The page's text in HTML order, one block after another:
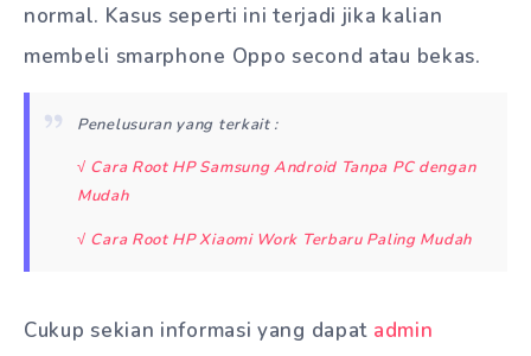
normal. Kasus seperti ini terjadi jika kalian
membeli smarphone Oppo second atau bekas.
Penelusuran yang terkait :
√ Cara Root HP Samsung Android Tanpa PC dengan
Mudah
√ Cara Root HP Xiaomi Work Terbaru Paling Mudah
Cukup sekian informasi yang dapat admin